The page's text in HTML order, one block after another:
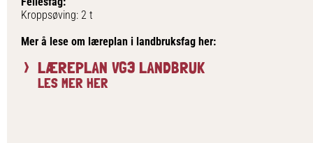
Kroppsøving: 2 t
Mer å lese om læreplan i landbruksfag her:
LÆREPLAN VG3 LANDBRUK
LES MER HER